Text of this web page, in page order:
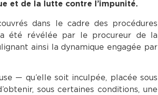
et de la lutte contre l’impunité.
dans le cadre des procédures
été révélée par le procureur de la
ainsi la dynamique engagée par
— qu’elle soit inculpée, placée sous
sous certaines conditions, une